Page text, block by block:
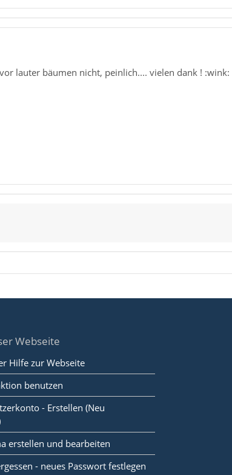
lauter bäumen nicht, peinlich.... vielen dank ! :wink:
Webseite
Hilfe zur Webseite
benutzen
- Erstellen (Neu
erstellen und bearbeiten
- neues Passwort festlegen